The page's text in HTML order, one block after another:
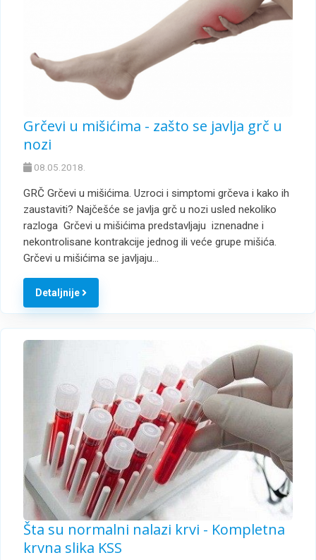
Grčevi u mišićima - zašto se javlja grč u
nozi
08.05.2018.
GRČ Grčevi u mišićima. Uzroci i simptomi grčeva i kako ih
zaustaviti? Najčešće se javlja grč u nozi usled nekoliko
razloga Grčevi u mišićima predstavljaju iznenadne i
nekontrolisane kontrakcije jednog ili veće grupe mišića.
Grčevi u mišićima se javljaju…
Detaljnije
Šta su normalni nalazi krvi - Kompletna
krvna slika KSS